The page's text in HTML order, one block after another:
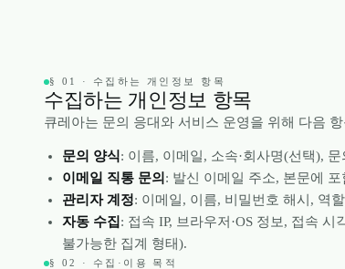
§ 01 · 수집하는 개인정보 항목
수집하는 개인정보 항목
큐레아는 문의 응대와 서비스 운영을 위해 다음
문의 양식: 이름, 이메일, 소속·회사명(선택),
이메일 직통 문의 : 발신 이메일 주소, 본문에 포
관리자 계정: 이메일, 이름, 비밀번호 해시, 역
자동 수집 : 접속 IP, 브라우저·OS 정보, 접속
불가능한 집계 형태).
§ 02 · 수집·이용 목적